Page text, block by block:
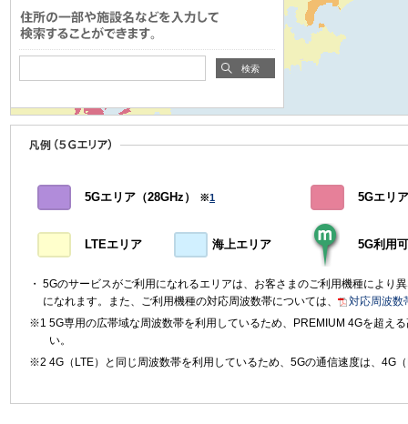
検索
5Gエリア（28GHz） ※1 5Gエリ
LTEエリア 海上エリア 5G利用
5Gのサービスがご利用になれるエリアは、お客さまのご利用機種により
になれます。また、ご利用機種の対応周波数帯については、
対応周波数
5G専用の広帯域な周波数帯を利用しているため、PREMIUM 4Gを超え
い。
4G（LTE）と同じ周波数帯を利用しているため、5Gの通信速度は、4G